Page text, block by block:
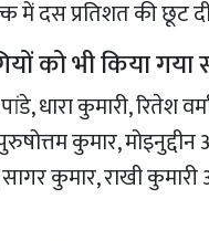
में दस प्रतिशत की छूट
को भी किया गया
धारा कुमारी, रितेश
कुमार, मोइनुद्दीन
सागर कुमार, राखी